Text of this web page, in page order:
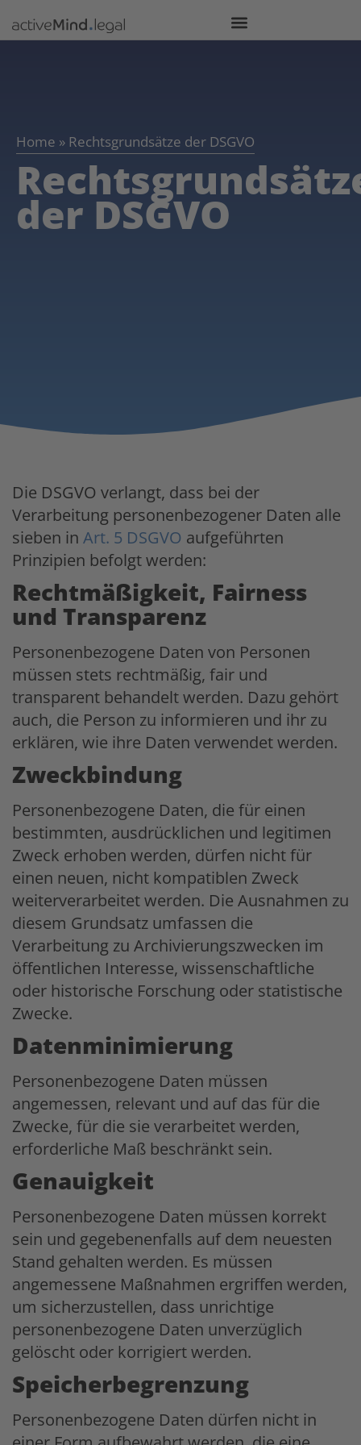
Home » Rechtsgrundsätze der DSGVO
der DSGVO
Die DSGVO verlangt, dass bei der
Verarbeitung personenbezogener Daten alle
sieben in Art. 5 DSGVO aufgeführten
Prinzipien befolgt werden:
Rechtmäßigkeit, Fairness
und Transparenz
Personenbezogene Daten von Personen
müssen stets rechtmäßig, fair und
transparent behandelt werden. Dazu gehört
auch, die Person zu informieren und ihr zu
erklären, wie ihre Daten verwendet werden.
Zweckbindung
Personenbezogene Daten, die für einen
bestimmten, ausdrücklichen und legitimen
Zweck erhoben werden, dürfen nicht für
einen neuen, nicht kompatiblen Zweck
weiterverarbeitet werden. Die Ausnahmen zu
diesem Grundsatz umfassen die
Verarbeitung zu Archivierungszwecken im
öffentlichen Interesse, wissenschaftliche
oder historische Forschung oder statistische
Zwecke.
Datenminimierung
Personenbezogene Daten müssen
angemessen, relevant und auf das für die
Zwecke, für die sie verarbeitet werden,
erforderliche Maß beschränkt sein.
Genauigkeit
Personenbezogene Daten müssen korrekt
sein und gegebenenfalls auf dem neuesten
Stand gehalten werden. Es müssen
angemessene Maßnahmen ergriffen werden,
um sicherzustellen, dass unrichtige
personenbezogene Daten unverzüglich
gelöscht oder korrigiert werden.
Speicherbegrenzung
Personenbezogene Daten dürfen nicht in